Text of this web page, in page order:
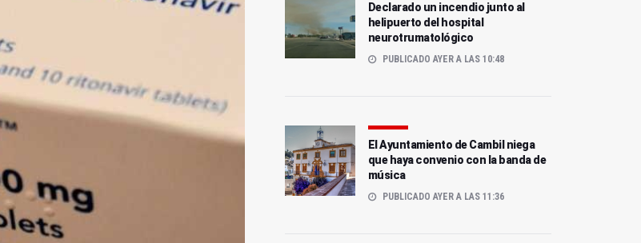
Declarado un incendio junto al
helipuerto del hospital
neurotrumatológico
PUBLICADO AYER A LAS 10:48
El Ayuntamiento de Cambil niega
que haya convenio con la banda de
música
PUBLICADO AYER A LAS 11:36